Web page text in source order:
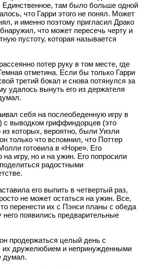
Единственное, там было больше одной
что Гарри этого не понял. Может
и именно поэтому пригласил Драко
что может пересечь черту и
пустоту, которая называется
потер руку в том месте, где
отметина. Если бы только Гарри
третий бокал и снова потянулся за
удалось вынуть его из держателя
себя на послеобеденную игру в
с выводком гриффиндорцев (это
которых, вероятно, были Уизли
только что вспомнил, что Поттер
готовила в «Норе». Его
на игру, но и на ужин. Его попросили
радостными
его выпить в четвертый раз,
не может остаться на ужин. Все,
перенести их с Пэнси планы с обеда
него появились предварительные
продержаться целый день с
их дружелюбием и непринужденными
думал.